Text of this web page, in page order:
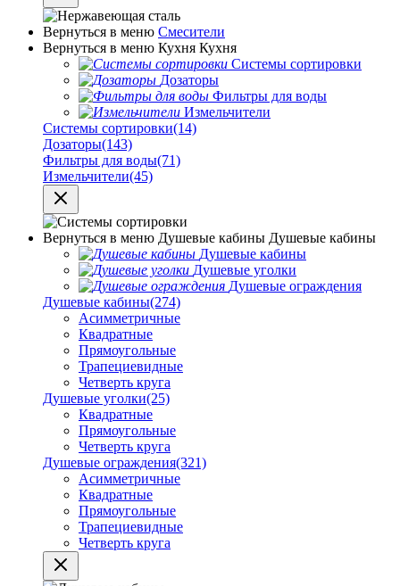
Вернуться в меню Смесители
Вернуться в меню Кухня Кухня
Системы сортировки
Дозаторы
Фильтры для воды
Измельчители
Системы сортировки(14)
Дозаторы(143)
Фильтры для воды(71)
Измельчители(45)
Вернуться в меню Душевые кабины Душевые кабины
Душевые кабины
Душевые уголки
Душевые ограждения
Душевые кабины(274)
Асимметричные
Квадратные
Прямоугольные
Трапециевидные
Четверть круга
Душевые уголки(25)
Квадратные
Прямоугольные
Четверть круга
Душевые ограждения(321)
Асимметричные
Квадратные
Прямоугольные
Трапециевидные
Четверть круга